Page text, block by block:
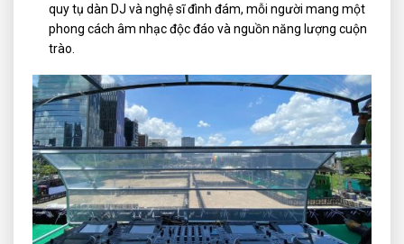
quy tụ dàn DJ và nghệ sĩ đình đám, mỗi người mang một
phong cách âm nhạc độc đáo và nguồn năng lượng cuộn
trào.